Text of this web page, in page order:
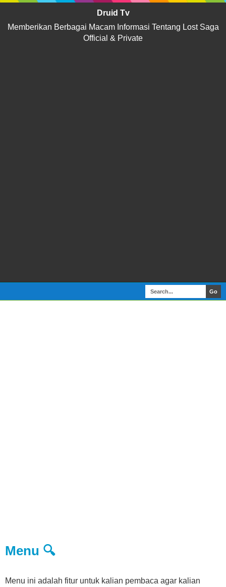
Druid Tv
Memberikan Berbagai Macam Informasi Tentang Lost Saga
Official & Private
Menu 🔍
Menu ini adalah fitur untuk kalian pembaca agar kalian